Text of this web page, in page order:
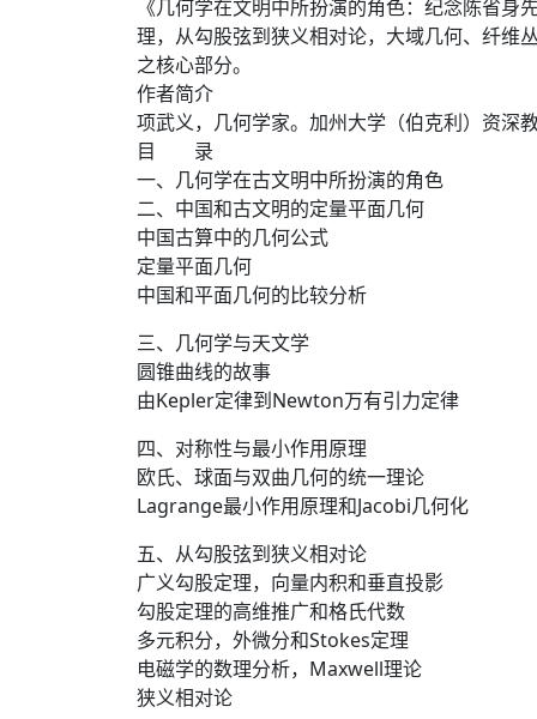
《几何学在文明中所扮演的角色：纪念陈省
理，从勾股弦到狭义相对论，大域几何、纤维
之核心部分。
作者简介
项武义，几何学家。加州大学（伯克利）资深
目 录
一、几何学在古文明中所扮演的角色
二、中国和古文明的定量平面几何
中国古算中的几何公式
定量平面几何
中国和平面几何的比较分析
三、几何学与天文学
圆锥曲线的故事
由Kepler定律到Newton万有引力定律
四、对称性与最小作用原理
欧氏、球面与双曲几何的统一理论
Lagrange最小作用原理和Jacobi几何化
五、从勾股弦到狭义相对论
广义勾股定理，向量内积和垂直投影
勾股定理的高维推广和格氏代数
多元积分，外微分和Stokes定理
电磁学的数理分析，Maxwell理论
狭义相对论